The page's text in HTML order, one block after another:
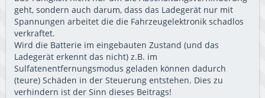
geht, sondern auch darum, dass das Ladegerät nur mit
Spannungen arbeitet die die Fahrzeugelektronik schadlos
verkraftet.
Wird die Batterie im eingebauten Zustand (und das
Ladegerät erkennt das nicht) z.B. im
Sulfatenentfernungsmodus geladen können dadurch
(teure) Schäden in der Steuerung entstehen. Dies zu
verhindern ist der Sinn dieses Beitrags!